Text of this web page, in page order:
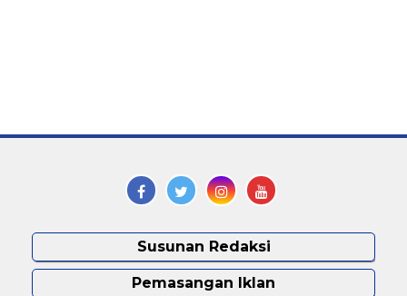
Susunan Redaksi
Pemasangan Iklan